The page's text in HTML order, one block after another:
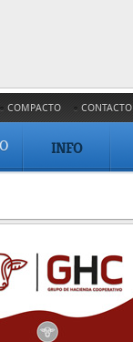
COMPACTO CONTACTO
INFO